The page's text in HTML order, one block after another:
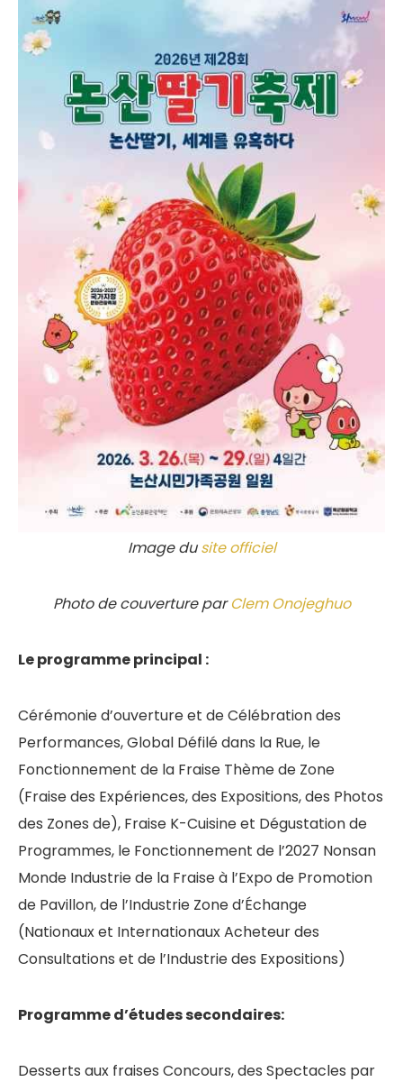
Image dusite officiel
Photo de couverture parClem Onojeghuo
Le programme principal :
Cérémonie d’ouverture et de Célébration des
Performances, Global Défilé dans la Rue, le
Fonctionnement de la Fraise Thème de Zone
(Fraise des Expériences, des Expositions, des Photos
des Zones de), Fraise K-Cuisine et Dégustation de
Programmes, le Fonctionnement de l’2027 Nonsan
Monde Industrie de la Fraise à l’Expo de Promotion
de Pavillon, de l’Industrie Zone d’Échange
(Nationaux et Internationaux Acheteur des
Consultations et de l’Industrie des Expositions)
Programme d’études secondaires:
Desserts aux fraises Concours, des Spectacles par